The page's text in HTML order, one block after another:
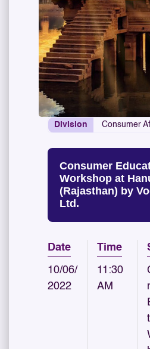
Division Consumer
Consumer
Workshop at
(Rajasthan) by
Ltd.
Date
10/06/
2022
Time
11:30
AM